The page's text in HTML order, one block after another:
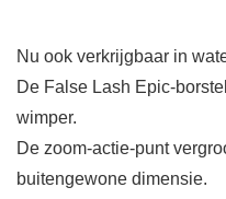
Nu ook verkrijgbaar in
De False Lash Epic-
wimper.
De zoom-actie-punt
buitengewone dimensie.